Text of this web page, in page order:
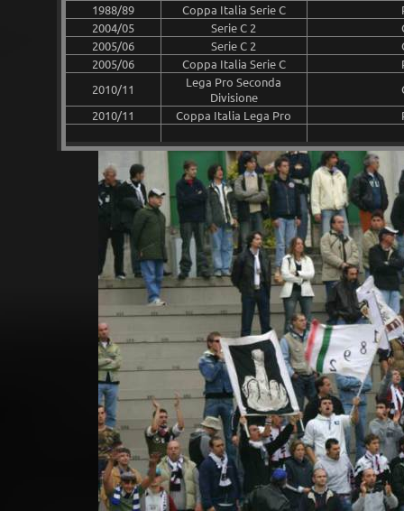
1988/89
Coppa Italia Serie C
2004/05
Serie C 2
2005/06
Serie C 2
2005/06
Coppa Italia Serie C
2010/11
Lega Pro Seconda
Divisione
2010/11
Coppa Italia Lega Pro